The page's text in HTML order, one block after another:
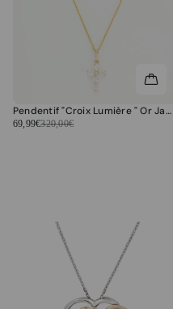
Pendentif "Croix Lumière " Or Jaune 375/1000 et Zirconium
69,99€320,00€